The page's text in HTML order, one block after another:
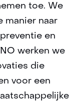
toe. We
manier naar
en
werken we
die
voor een